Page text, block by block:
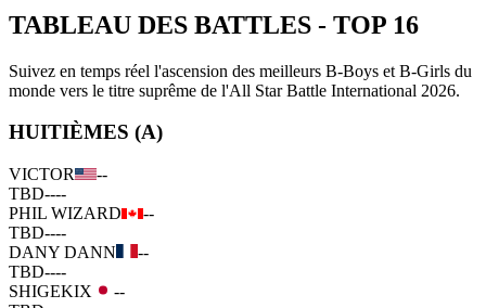
TABLEAU DES BATTLES - TOP 16
Suivez en temps réel l'ascension des meilleurs B-Boys et B-Girls du
monde vers le titre suprême de l'All Star Battle International 2026.
HUITIÈMES (A)
VICTOR
--
TBD----
PHIL WIZARD
--
TBD----
DANY DANN
--
TBD----
SHIGEKIX
--